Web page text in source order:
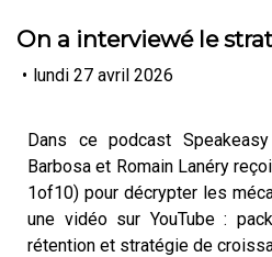
On a interviewé le
• lundi 27 avril 2026
Dans ce podcast
Barbosa et Romain Lanéry
1of10) pour décrypter les
une vidéo sur YouTube :
rétention et stratégie de